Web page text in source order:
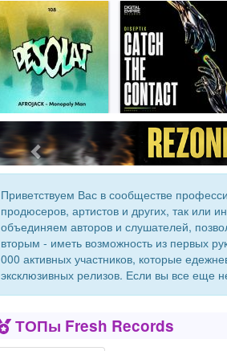
Приветствуем Вас в сообществе
продюсеров, артистов и других, так или
объединяем авторов и слушателей,
вторым - иметь возможность из первых
000 активных участников, которые
эксклюзивных релизов. Если вы все еще
ТОПы Fresh Records